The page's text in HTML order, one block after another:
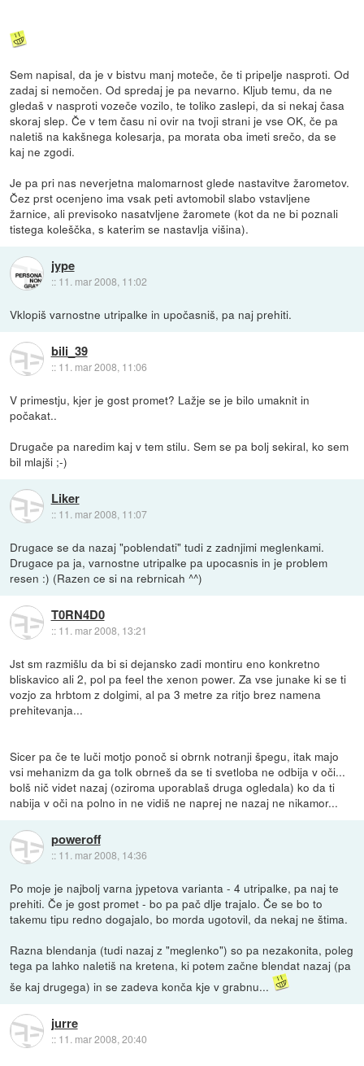
Sem napisal, da je v bistvu manj moteče, če ti pripelje nasproti. Od
zadaj si nemočen. Od spredaj je pa nevarno. Kljub temu, da ne
gledaš v nasproti vozeče vozilo, te toliko zaslepi, da si nekaj časa
skoraj slep. Če v tem času ni ovir na tvoji strani je vse OK, če pa
naletiš na kakšnega kolesarja, pa morata oba imeti srečo, da se
kaj ne zgodi.
Je pa pri nas neverjetna malomarnost glede nastavitve žarometov.
Čez prst ocenjeno ima vsak peti avtomobil slabo vstavljene
žarnice, ali previsoko nasatvljene žaromete (kot da ne bi poznali
tistega koleščka, s katerim se nastavlja višina).
jype
:: 11. mar 2008, 11:02
Vklopiš varnostne utripalke in upočasniš, pa naj prehiti.
bili_39
:: 11. mar 2008, 11:06
V primestju, kjer je gost promet? Lažje se je bilo umaknit in
počakat..
Drugače pa naredim kaj v tem stilu. Sem se pa bolj sekiral, ko sem
bil mlajši ;-)
Liker
:: 11. mar 2008, 11:07
Drugace se da nazaj "poblendati" tudi z zadnjimi meglenkami.
Drugace pa ja, varnostne utripalke pa upocasnis in je problem
resen :) (Razen ce si na rebrnicah ^^)
T0RN4D0
:: 11. mar 2008, 13:21
Jst sm razmišlu da bi si dejansko zadi montiru eno konkretno
bliskavico ali 2, pol pa feel the xenon power. Za vse junake ki se ti
vozjo za hrbtom z dolgimi, al pa 3 metre za ritjo brez namena
prehitevanja...
Sicer pa če te luči motjo ponoč si obrnk notranji špegu, itak majo
vsi mehanizm da ga tolk obrneš da se ti svetloba ne odbija v oči...
bolš nič videt nazaj (oziroma uporablaš druga ogledala) ko da ti
nabija v oči na polno in ne vidiš ne naprej ne nazaj ne nikamor...
poweroff
:: 11. mar 2008, 14:36
Po moje je najbolj varna jypetova varianta - 4 utripalke, pa naj te
prehiti. Če je gost promet - bo pa pač dlje trajalo. Če se bo to
takemu tipu redno dogajalo, bo morda ugotovil, da nekaj ne štima.
Razna blendanja (tudi nazaj z "meglenko") so pa nezakonita, poleg
tega pa lahko naletiš na kretena, ki potem začne blendat nazaj (pa
še kaj drugega) in se zadeva konča kje v grabnu...
jurre
:: 11. mar 2008, 20:40